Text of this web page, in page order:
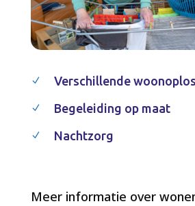
N Verschillende
N Begeleiding op maat
N Nachtzorg
Meer informatie over